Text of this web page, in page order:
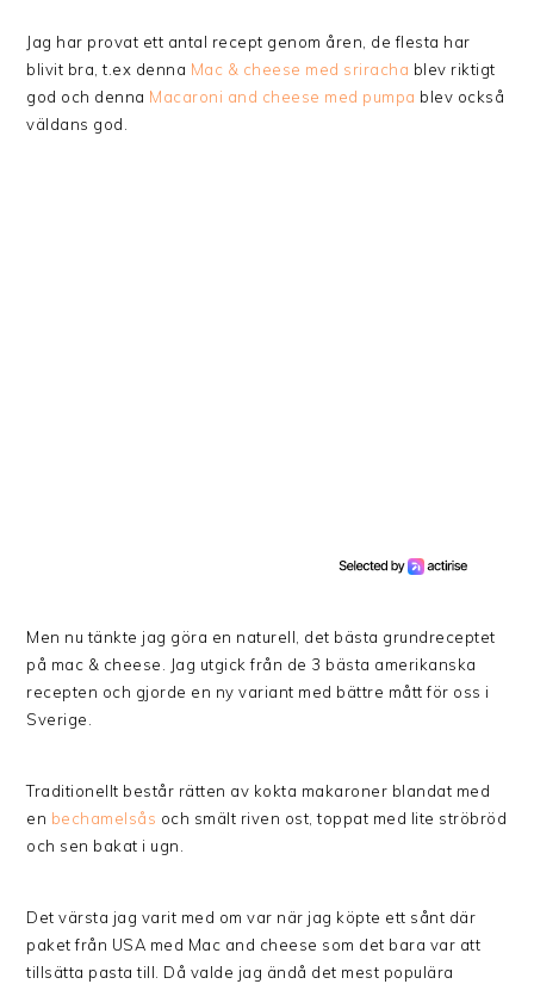
Jag har provat ett antal recept genom åren, de flesta har
blivit bra, t.ex denna Mac & cheese med sriracha blev riktigt
god och denna Macaroni and cheese med pumpa blev också
väldans god.
Men nu tänkte jag göra en naturell, det bästa grundreceptet
på mac & cheese. Jag utgick från de 3 bästa amerikanska
recepten och gjorde en ny variant med bättre mått för oss i
Sverige.
Traditionellt består rätten av kokta makaroner blandat med
en bechamelsås och smält riven ost, toppat med lite ströbröd
och sen bakat i ugn.
Det värsta jag varit med om var när jag köpte ett sånt där
paket från USA med Mac and cheese som det bara var att
tillsätta pasta till. Då valde jag ändå det mest populära